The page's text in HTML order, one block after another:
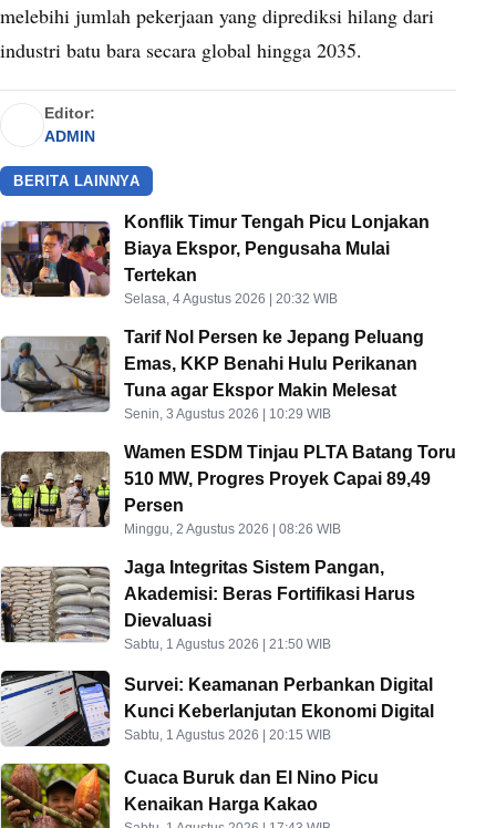
melebihi jumlah pekerjaan yang diprediksi hilang dari
industri batu bara secara global hingga 2035.
Editor:
ADMIN
BERITA LAINNYA
Konflik Timur Tengah Picu Lonjakan
Biaya Ekspor, Pengusaha Mulai
Tertekan
Selasa, 4 Agustus 2026 | 20:32 WIB
Tarif Nol Persen ke Jepang Peluang
Emas, KKP Benahi Hulu Perikanan
Tuna agar Ekspor Makin Melesat
Senin, 3 Agustus 2026 | 10:29 WIB
Wamen ESDM Tinjau PLTA Batang Toru
510 MW, Progres Proyek Capai 89,49
Persen
Minggu, 2 Agustus 2026 | 08:26 WIB
Jaga Integritas Sistem Pangan,
Akademisi: Beras Fortifikasi Harus
Dievaluasi
Sabtu, 1 Agustus 2026 | 21:50 WIB
Survei: Keamanan Perbankan Digital
Kunci Keberlanjutan Ekonomi Digital
Sabtu, 1 Agustus 2026 | 20:15 WIB
Cuaca Buruk dan El Nino Picu
Kenaikan Harga Kakao